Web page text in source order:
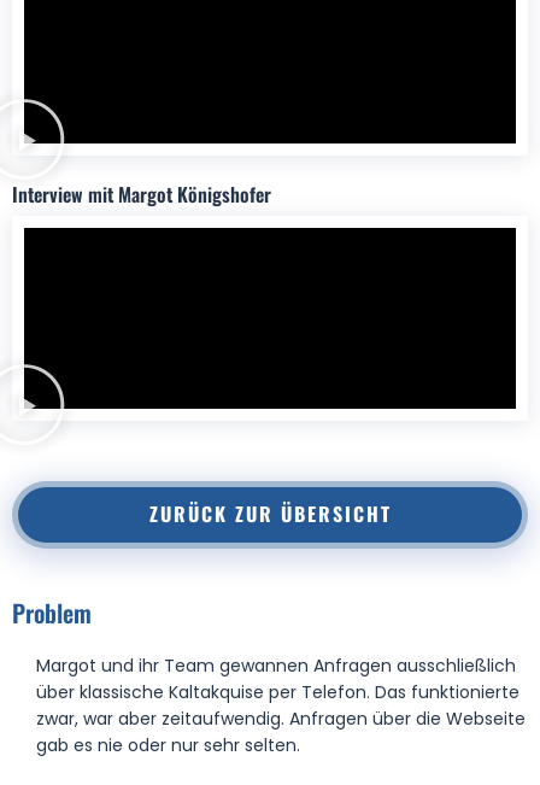
Interview mit Margot Königshofer
ZURÜCK ZUR ÜBERSICHT
Problem
Margot und ihr Team gewannen Anfragen ausschließlich
über klassische Kaltakquise per Telefon. Das funktionierte
zwar, war aber zeitaufwendig. Anfragen über die Webseite
gab es nie oder nur sehr selten.